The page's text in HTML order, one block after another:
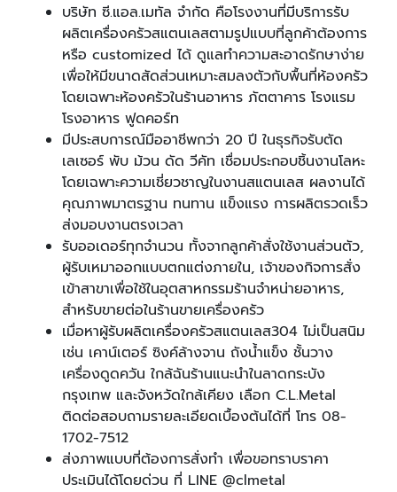
บริษัท ซี.แอล.เมทัล จำกัด คือโรงงานที่มีบริการรับ
ผลิตเครื่องครัวสแตนเลสตามรูปแบบที่ลูกค้าต้องการ
หรือ customized ได้ ดูแลทำความสะอาดรักษาง่าย
เพื่อให้มีขนาดสัดส่วนเหมาะสมลงตัวกับพื้นที่ห้องครัว
โดยเฉพาะห้องครัวในร้านอาหาร ภัตตาคาร โรงแรม
โรงอาหาร ฟูดคอร์ท
มีประสบการณ์มืออาชีพกว่า 20 ปี ในธุรกิจรับตัด
เลเซอร์ พับ ม้วน ดัด วีคัท เชื่อมประกอบชิ้นงานโลหะ
โดยเฉพาะความเชี่ยวชาญในงานสแตนเลส ผลงานได้
คุณภาพมาตรฐาน ทนทาน แข็งแรง การผลิตรวดเร็ว
ส่งมอบงานตรงเวลา
รับออเดอร์ทุกจำนวน ทั้งจากลูกค้าสั่งใช้งานส่วนตัว,
ผู้รับเหมาออกแบบตกแต่งภายใน, เจ้าของกิจการสั่ง
เข้าสาขาเพื่อใช้ในอุตสาหกรรมร้านจำหน่ายอาหาร,
สำหรับขายต่อในร้านขายเครื่องครัว
เมื่อหาผู้รับผลิตเครื่องครัวสแตนเลส304 ไม่เป็นสนิม
เช่น เคาน์เตอร์ ซิงค์ล้างจาน ถังน้ำแข็ง ชั้นวาง
เครื่องดูดควัน ใกล้ฉันร้านแนะนำในลาดกระบัง
กรุงเทพ และจังหวัดใกล้เคียง เลือก C.L.Metal
ติดต่อสอบถามรายละเอียดเบื้องต้นได้ที่ โทร 08-
1702-7512
ส่งภาพแบบที่ต้องการสั่งทำ เพื่อขอทราบราคา
ประเมินได้โดยด่วน ที่ LINE @clmetal